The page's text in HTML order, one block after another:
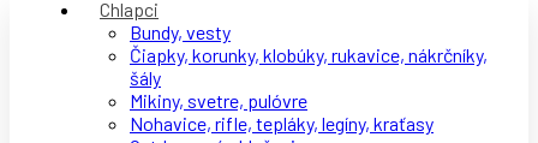
Chlapci
Bundy, vesty
Čiapky, korunky, klobúky, rukavice, nákrčníky,
šály
Mikiny, svetre, pulóvre
Nohavice, rifle, tepláky, legíny, kraťasy